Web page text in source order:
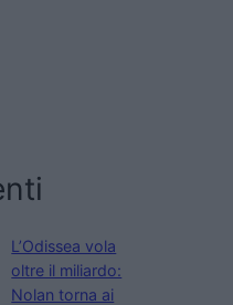
L’Odissea vola
oltre il miliardo:
Nolan torna ai